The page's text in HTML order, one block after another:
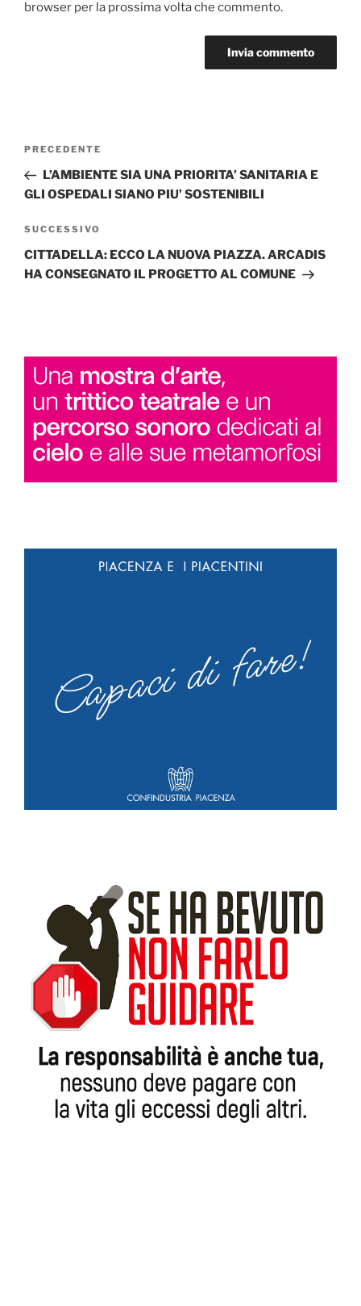
browser per la prossima volta che commento.
Navigazione
Articolo
precedente:
PRECEDENTE
L’AMBIENTE SIA UNA PRIORITA’ SANITARIA E
GLI OSPEDALI SIANO PIU’ SOSTENIBILI
Articolo
successivo
SUCCESSIVO
CITTADELLA: ECCO LA NUOVA PIAZZA. ARCADIS
HA CONSEGNATO IL PROGETTO AL COMUNE